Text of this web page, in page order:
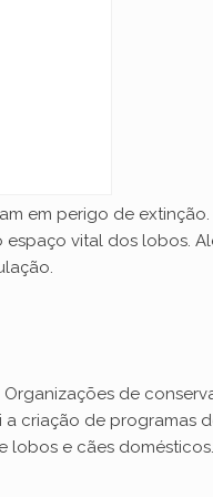
em perigo de
vital dos lobos.
de
criação de programas
lobos e cães domésticos.